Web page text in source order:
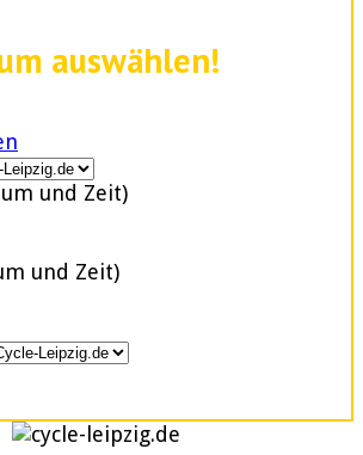
auswählen!
und Zeit)
und Zeit)